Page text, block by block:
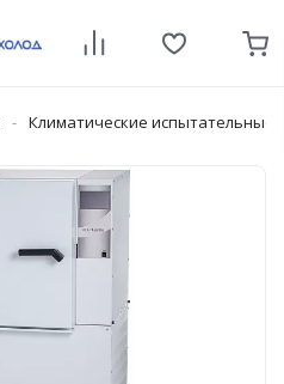
Климатические испытательные